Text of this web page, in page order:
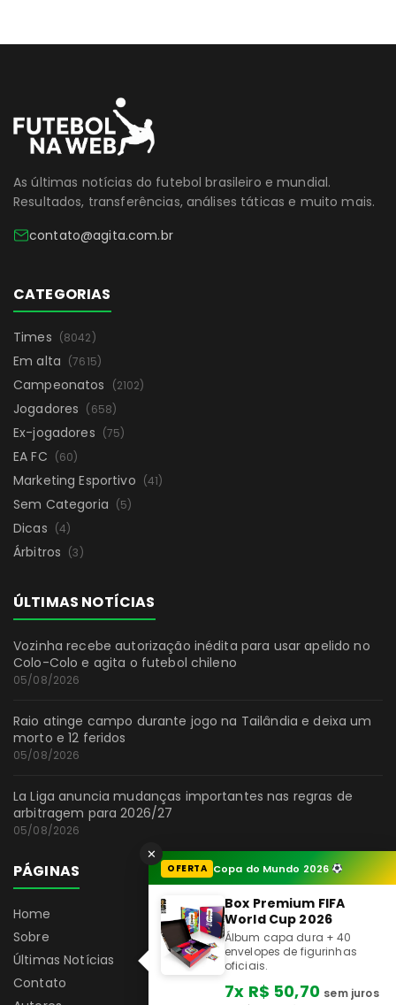
✕
OFERTA Copa do Mundo 2026
Box Premium FIFA
World Cup 2026
Álbum capa dura + 40
envelopes de figurinhas
oficiais.
7x R$ 50,70 sem juros
As últimas notícias do futebol brasileiro e mundial.
Resultados, transferências, análises táticas e muito mais.
contato@agita.com.br
CATEGORIAS
Times (8042)
Em alta (7615)
Campeonatos (2102)
Jogadores (658)
Ex-jogadores (75)
EA FC (60)
Marketing Esportivo (41)
Sem Categoria (5)
Dicas (4)
Árbitros (3)
ÚLTIMAS NOTÍCIAS
Vozinha recebe autorização inédita para usar apelido no
Colo-Colo e agita o futebol chileno
05/08/2026
Raio atinge campo durante jogo na Tailândia e deixa um
morto e 12 feridos
05/08/2026
La Liga anuncia mudanças importantes nas regras de
arbitragem para 2026/27
05/08/2026
PÁGINAS
Home
Sobre
Últimas Notícias
Contato